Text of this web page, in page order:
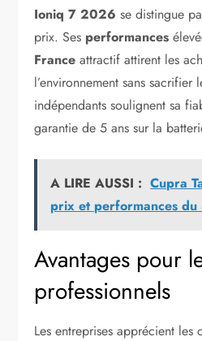
Ioniq 7 2026 se distingue
prix. Ses performances
France attractif attirent les
l’environnement sans sacrifier
indépendants soulignent sa
garantie de 5 ans sur la
A LIRE AUSSI : Cupra
prix et performances du
Avantages pour
professionnels
Les entreprises apprécient les